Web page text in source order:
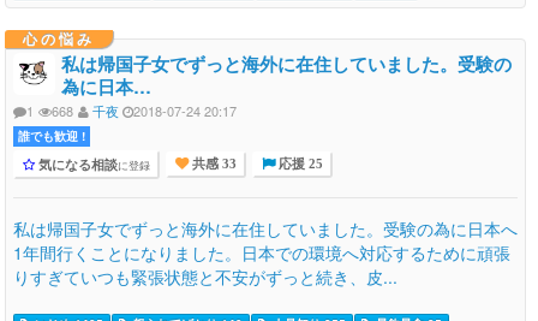
心の悩み
私は帰国子女でずっと海外に在住していました。受験の
為に日本…
1 668 千夜 2018-07-24 20:17
誰でも歓迎 !
気になる相談に登録 共感 33 応援 25
私は帰国子女でずっと海外に在住していました。受験の為に日本へ
1年間行くことになりました。日本での環境へ対応するために頑張
りすぎていつも緊張状態と不安がずっと続き、皮...